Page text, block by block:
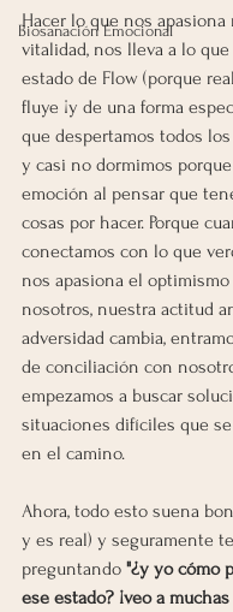
Biosanación Emocional
Hacer lo que nos apasiona
vitalidad, nos lleva a lo
estado de Flow (porque
fluye ¡y de una forma
que despertamos todos
y casi no dormimos
emoción al pensar que
cosas por hacer. Porque
conectamos con lo que
nos apasiona el optimismo
nosotros, nuestra actitud
adversidad cambia,
de conciliación con
empezamos a buscar
situaciones difíciles que
en el camino.
Ahora, todo esto suena
y es real) y seguramente
preguntando "¿y yo cómo
ese estado? ¡veo a